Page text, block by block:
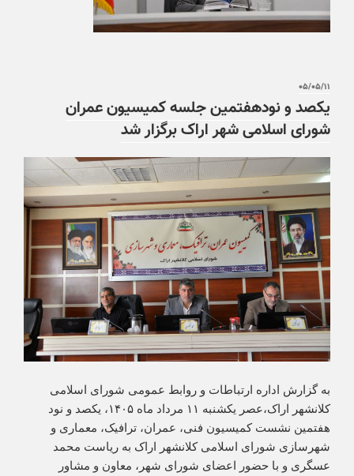
۰۵/۰۵/۱۱
یکصد و نودهفتمین جلسه کمیسیون عمران
شورای اسلامی شهر اراک برگزار شد
به گزارش اداره ارتباطات و روابط عمومی شورای اسلامی
کلانشهر اراک،عصر یکشنبه ۱۱ مرداد ماه ۱۴۰۵، یکصد و نود
هفتمین نشست کمیسیون فنی، عمران، ترافیک، معماری و
شهرسازی شورای اسلامی کلانشهر اراک به ریاست محمد
عسگری و با حضور اعضای شورای شهر، معاون و مشاور